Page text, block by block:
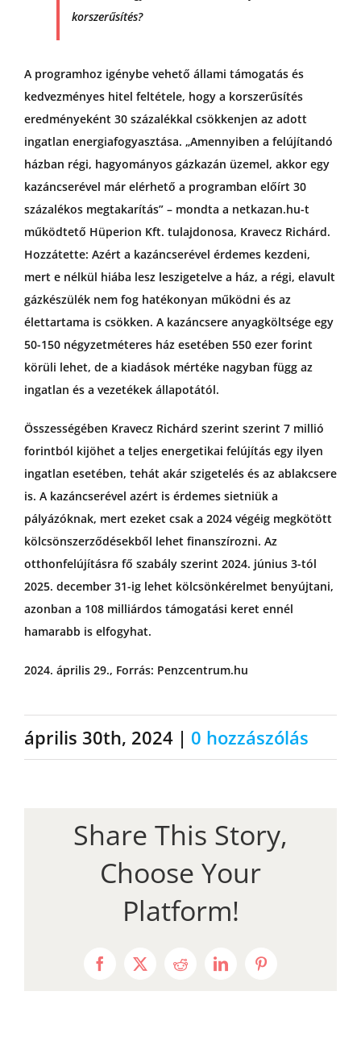
korszerűsítés?
A programhoz igénybe vehető állami támogatás és
kedvezményes hitel feltétele, hogy a korszerűsítés
eredményeként 30 százalékkal csökkenjen az adott
ingatlan energiafogyasztása. „Amennyiben a felújítandó
házban régi, hagyományos gázkazán üzemel, akkor egy
kazáncserével már elérhető a programban előírt 30
százalékos megtakarítás” – mondta a netkazan.hu-t
működtető Hüperion Kft. tulajdonosa, Kravecz Richárd.
Hozzátette: Azért a kazáncserével érdemes kezdeni,
mert e nélkül hiába lesz leszigetelve a ház, a régi, elavult
gázkészülék nem fog hatékonyan működni és az
élettartama is csökken. A kazáncsere anyagköltsége egy
50-150 négyzetméteres ház esetében 550 ezer forint
körüli lehet, de a kiadások mértéke nagyban függ az
ingatlan és a vezetékek állapotától.
Összességében Kravecz Richárd szerint szerint 7 millió
forintból kijöhet a teljes energetikai felújítás egy ilyen
ingatlan esetében, tehát akár szigetelés és az ablakcsere
is. A kazáncserével azért is érdemes sietniük a
pályázóknak, mert ezeket csak a 2024 végéig megkötött
kölcsönszerződésekből lehet finanszírozni. Az
otthonfelújításra fő szabály szerint 2024. június 3-tól
2025. december 31-ig lehet kölcsönkérelmet benyújtani,
azonban a 108 milliárdos támogatási keret ennél
hamarabb is elfogyhat.
2024. április 29., Forrás: Penzcentrum.hu
április 30th, 2024 | 0 hozzászólás
Share This Story,
Choose Your
Platform!
Facebook
X RedditLinkedInPinterest